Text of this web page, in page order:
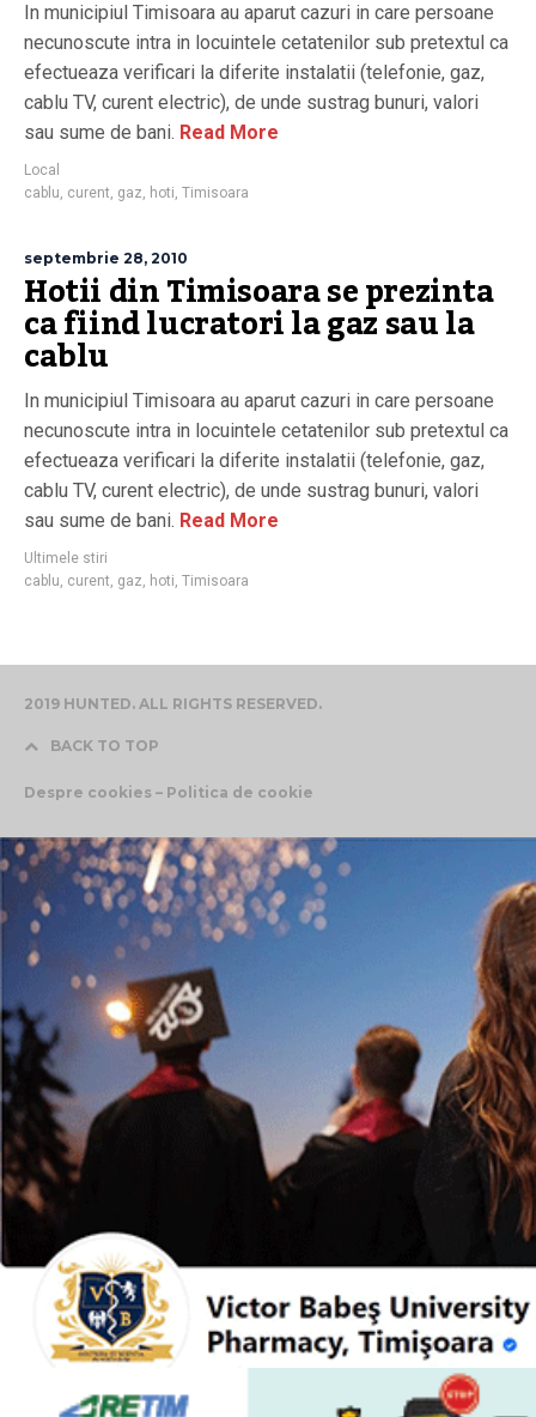
In municipiul Timisoara au aparut cazuri in care persoane
necunoscute intra in locuintele cetatenilor sub pretextul ca
efectueaza verificari la diferite instalatii (telefonie, gaz,
cablu TV, curent electric), de unde sustrag bunuri, valori
sau sume de bani. Read More
Local
cablu, curent, gaz, hoti, Timisoara
septembrie 28, 2010
Hotii din Timisoara se prezinta
ca fiind lucratori la gaz sau la
cablu
In municipiul Timisoara au aparut cazuri in care persoane
necunoscute intra in locuintele cetatenilor sub pretextul ca
efectueaza verificari la diferite instalatii (telefonie, gaz,
cablu TV, curent electric), de unde sustrag bunuri, valori
sau sume de bani. Read More
Ultimele stiri
cablu, curent, gaz, hoti, Timisoara
2019 HUNTED. ALL RIGHTS RESERVED.
BACK TO TOP
Despre cookies – Politica de cookie